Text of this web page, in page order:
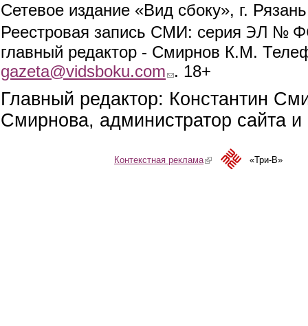
Сетевое издание «Вид сбоку», г.
Реестровая запись СМИ: серия ЭЛ №
главный редактор - Смирнов К.М.
gazeta@vidsboku.com (link sends e-mail)
. 18+
Главный редактор: Константин
Смирнова, администратор сайта
Контекстная реклама(link is external)«Три-В»